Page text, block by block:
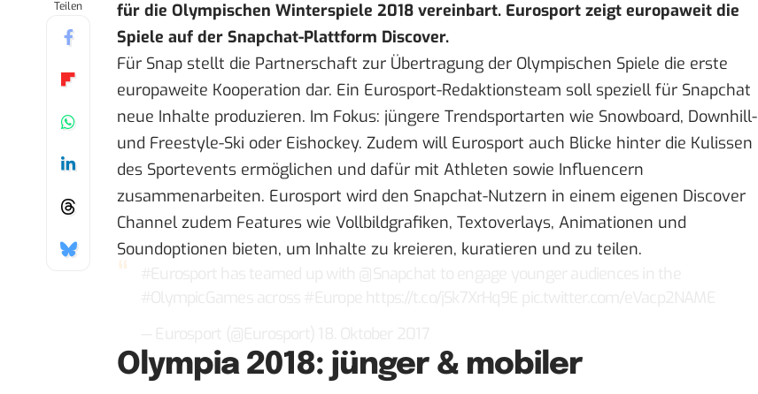
Teilen
für die Olympischen Winterspiele 2018 vereinbart. Eurosport zeigt europaweit die
Spiele auf der Snapchat-Plattform Discover.
Für Snap stellt die Partnerschaft zur Übertragung der Olympischen Spiele die erste
europaweite Kooperation dar. Ein Eurosport-Redaktionsteam soll speziell für Snapchat
neue Inhalte produzieren. Im Fokus: jüngere Trendsportarten wie Snowboard, Downhill-
und Freestyle-Ski oder Eishockey. Zudem will Eurosport auch Blicke hinter die Kulissen
des Sportevents ermöglichen und dafür mit Athleten sowie Influencern
zusammenarbeiten. Eurosport wird den Snapchat-Nutzern in einem eigenen Discover
Channel zudem Features wie Vollbildgrafiken, Textoverlays, Animationen und
Soundoptionen bieten, um Inhalte zu kreieren, kuratieren und zu teilen.
Olympia 2018: jünger & mobiler